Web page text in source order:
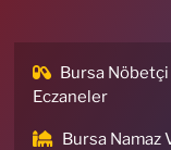
Bursa Nöbetçi
Eczaneler
Bursa Namaz